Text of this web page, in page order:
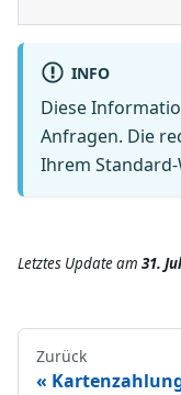
INFO
Diese
Anfragen. Die
Ihrem
Letztes Updateam 31.
Zurück